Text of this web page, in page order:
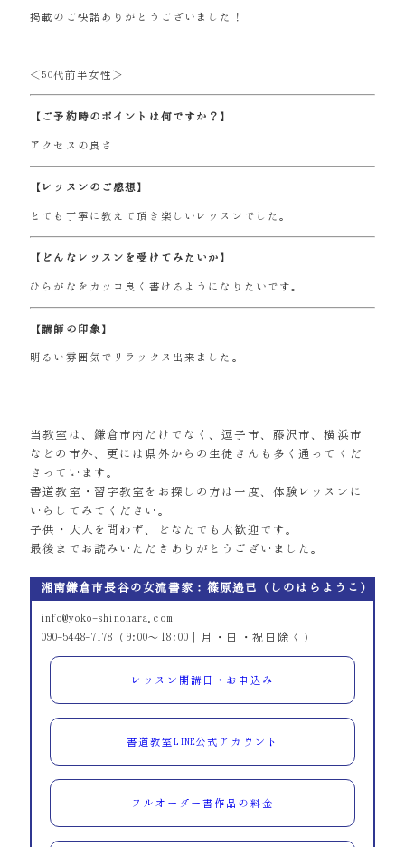
掲載のご快諾ありがとうございました！
＜50代前半女性＞
【ご予約時のポイントは何ですか？】
アクセスの良さ
【レッスンのご感想】
とても丁寧に教えて頂き楽しいレッスンでした。
【どんなレッスンを受けてみたいか】
ひらがなをカッコ良く書けるようになりたいです。
【講師の印象】
明るい雰囲気でリラックス出来ました。
当教室は、鎌倉市内だけでなく、逗子市、藤沢市、横浜市
などの市外、更には県外からの生徒さんも多く通ってくだ
さっています。
書道教室・習字教室をお探しの方は一度、体験レッスンに
いらしてみてください。
子供・大人を問わず、どなたでも大歓迎です。
最後までお読みいただきありがとうございました。
湘南鎌倉市長谷の女流書家：篠原遙己（しのはらようこ）
info@yoko-shinohara.com
090-5448-7178（9:00～18:00｜月・日・祝日除く）
レッスン開講日・お申込み
書道教室LINE公式アカウント
フルオーダー書作品の料金